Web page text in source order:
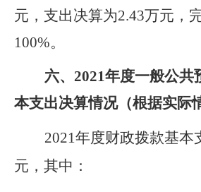
元，支出决算为2.43万元，
100%。
六、 2021年度一般公共
本支出决算情况（根据实际
2021年度财政拨款基本
元，其中：